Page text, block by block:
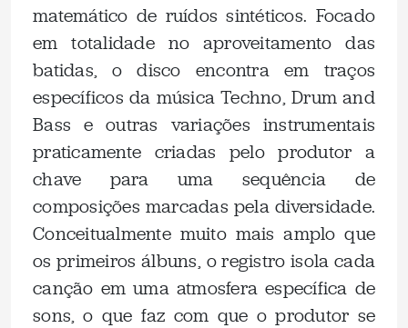
matemático de ruídos sintéticos. Focado
em totalidade no aproveitamento das
batidas, o disco encontra em traços
específicos da música Techno, Drum and
Bass e outras variações instrumentais
praticamente criadas pelo produtor a
chave para uma sequência de
composições marcadas pela diversidade.
Conceitualmente muito mais amplo que
os primeiros álbuns, o registro isola cada
canção em uma atmosfera específica de
sons, o que faz com que o produtor se